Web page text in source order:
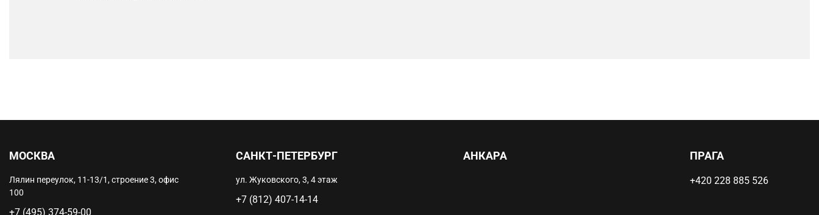
МОСКВА
Лялин переулок, 11-13/1, строение 3, офис
100
+7 (495) 374-59-00
САНКТ-ПЕТЕРБУРГ
ул. Жуковского, 3, 4 этаж
+7 (812) 407-14-14
АНКАРА ПРАГА
+420 228 885 526